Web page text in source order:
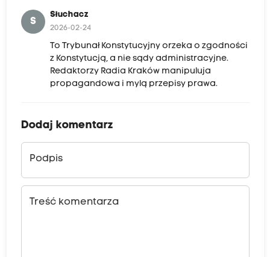
S
Słuchacz
2026-02-24
To Trybunał Konstytucyjny orzeka o zgodności
z Konstytucją, a nie sądy administracyjne.
Redaktorzy Radia Kraków manipuluja
propagandowa i mylą przepisy prawa.
Dodaj komentarz
Podpis
Treść komentarza